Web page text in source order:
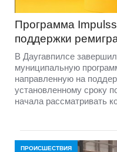
Программа
поддержки
В Даугавпилсе
муниципальную
направленную на
установленному сроку
начала рассматривать
ПРОИСШЕСТВИЯ